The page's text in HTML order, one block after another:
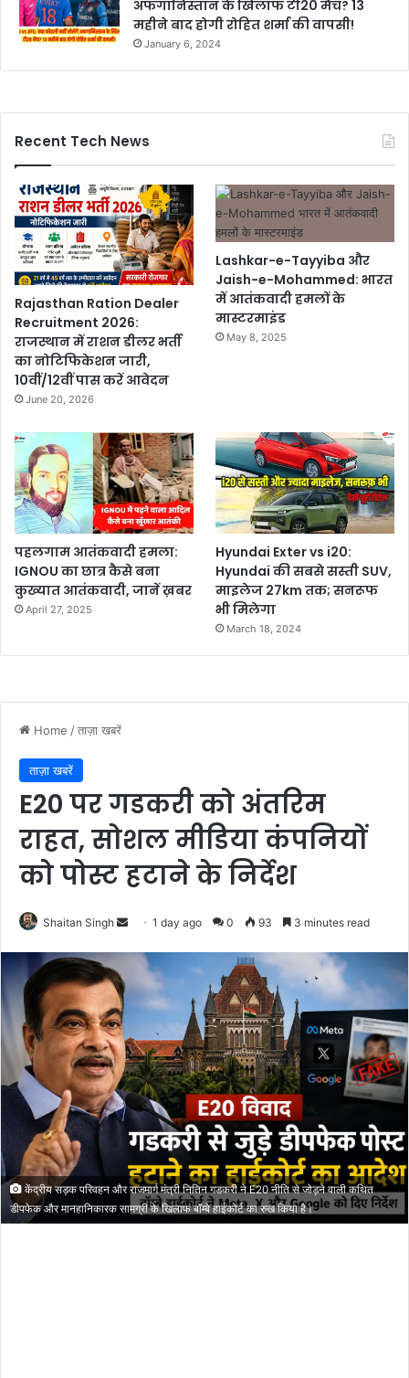
अफगानिस्तान के खिलाफ टी20 मैच? 13
महीने बाद होगी रोहित शर्मा की वापसी!
January 6, 2024
Recent Tech News
Rajasthan Ration Dealer
Recruitment 2026:
राजस्थान में राशन डीलर भर्ती
का नोटिफिकेशन जारी,
10वीं/12वीं पास करें आवेदन
June 20, 2026
Lashkar-e-Tayyiba और
Jaish-e-Mohammed: भारत
में आतंकवादी हमलों के
मास्टरमाइंड
May 8, 2025
पहलगाम आतंकवादी हमला:
IGNOU का छात्र कैसे बना
कुख्यात आतंकवादी, जानें ख़बर
April 27, 2025
Hyundai Exter vs i20:
Hyundai की सबसे सस्ती SUV,
माइलेज 27km तक; सनरूफ
भी मिलेगा
March 18, 2024